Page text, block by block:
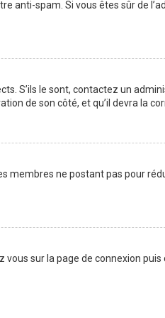
anti-spam. Si vous êtes sûr de
S’ils le sont, contactez un
de son côté, et qu’il devra la
membres ne postant pas pour
sur la page de connexion puis